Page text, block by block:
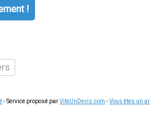
!
- Service proposé parViteUnDevis.com -Vous êtes un